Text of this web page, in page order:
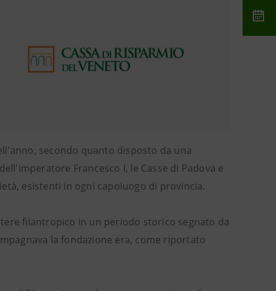
secondo quanto disposto da una
Francesco I, le Casse di Padova e
esistenti in ogni capoluogo di provincia.
filantropico in un periodo storico segnato da
la fondazione era, come riportato